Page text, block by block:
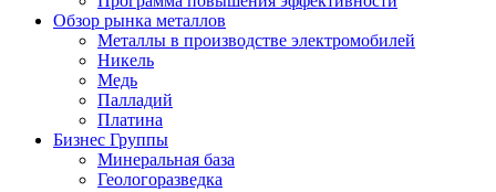
Обзор рынка металлов
Металлы в производстве электромобилей
Никель
Медь
Палладий
Платина
Бизнес Группы
Минеральная база
Геологоразведка